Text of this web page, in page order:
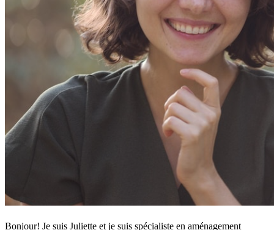
Bonjour! Je suis Juliette et je suis spécialiste en aménagement